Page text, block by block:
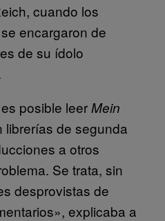
cuando los
encargaron de
de su ídolo
posible leerMein
de segunda
a otros
Se trata, sin
desprovistas de
explicaba a